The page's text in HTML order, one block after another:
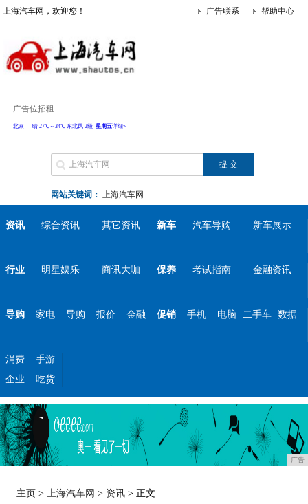
上海汽车网，欢迎您！ 帮助中心
广告联系
广告位招租
网站关键词： 上海汽车网
资讯 综合资讯 其它资讯 新车 汽车导购 新车展示
行业 明星娱乐 商讯大咖 保养 考试指南 金融资讯
导购 家电 导购 报价 金融 促销 手机 电脑 二手车 数据
消费
手游
企业
吃货
广告
主页 >上海汽车网 > 资讯 > 正文